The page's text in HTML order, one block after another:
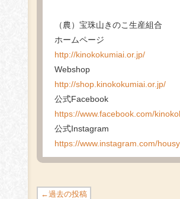
（農）宝珠山きのこ生産組合
ホームページ
http://kinokokumiai.or.jp/
Webshop
http://shop.kinokokumiai.or.jp/
公式Facebook
https://www.facebook.com/
公式Instagram
https://www.instagram.com/
←過去の投稿